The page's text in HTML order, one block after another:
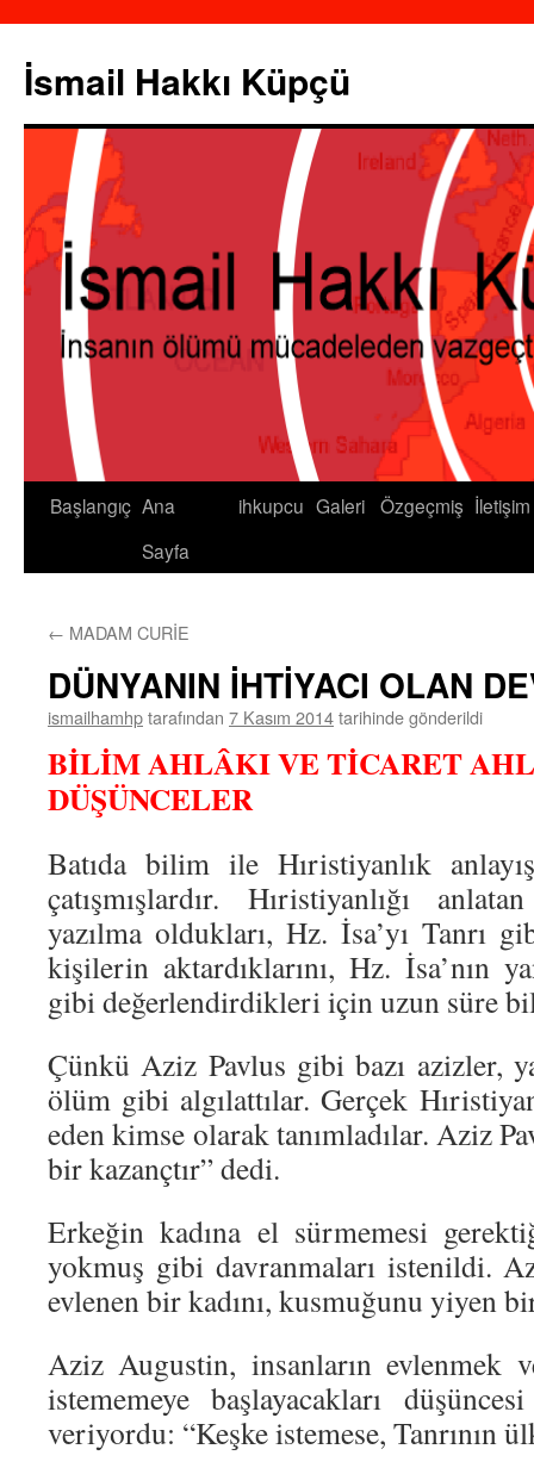
İsmail Hakkı Küpçü
Başlangıç Ana
Sayfa
ihkupcu Galeri Özgeçmiş İletişim
← MADAM CURİE
DÜNYANIN İHTİYACI OLAN
ismailhamhptarafından 7 Kasım 2014tarihinde gönderildi
BİLİM AHLÂKI VE TİCARET
DÜŞÜNCELER
Batıda bilim ile Hıristiyanlık
çatışmışlardır. Hıristiyanlığı
yazılma oldukları, Hz. İsa’yı Tanrı
kişilerin aktardıklarını, Hz. İsa’nın
gibi değerlendirdikleri için uzun süre
Çünkü Aziz Pavlus gibi bazı azizler,
ölüm gibi algılattılar. Gerçek
eden kimse olarak tanımladılar. Aziz
bir kazançtır” dedi.
Erkeğin kadına el sürmemesi
yokmuş gibi davranmaları istenildi.
evlenen bir kadını, kusmuğunu yiyen
Aziz Augustin, insanların evlenmek
istememeye başlayacakları
veriyordu: “Keşke istemese, Tanrının